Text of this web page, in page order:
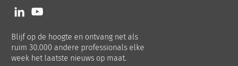
Volg
ons
LinkedIn
Volg
ons
Youtube
Blijf op de hoogte en ontvang net als
ruim 30.000 andere professionals elke
week het laatste nieuws op maat.